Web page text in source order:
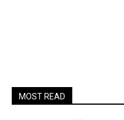
MOST READ